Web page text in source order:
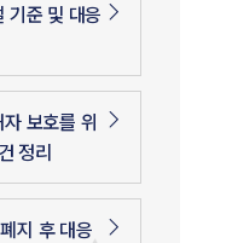
기준 및 대응
보호를 위
정리
지 후 대응